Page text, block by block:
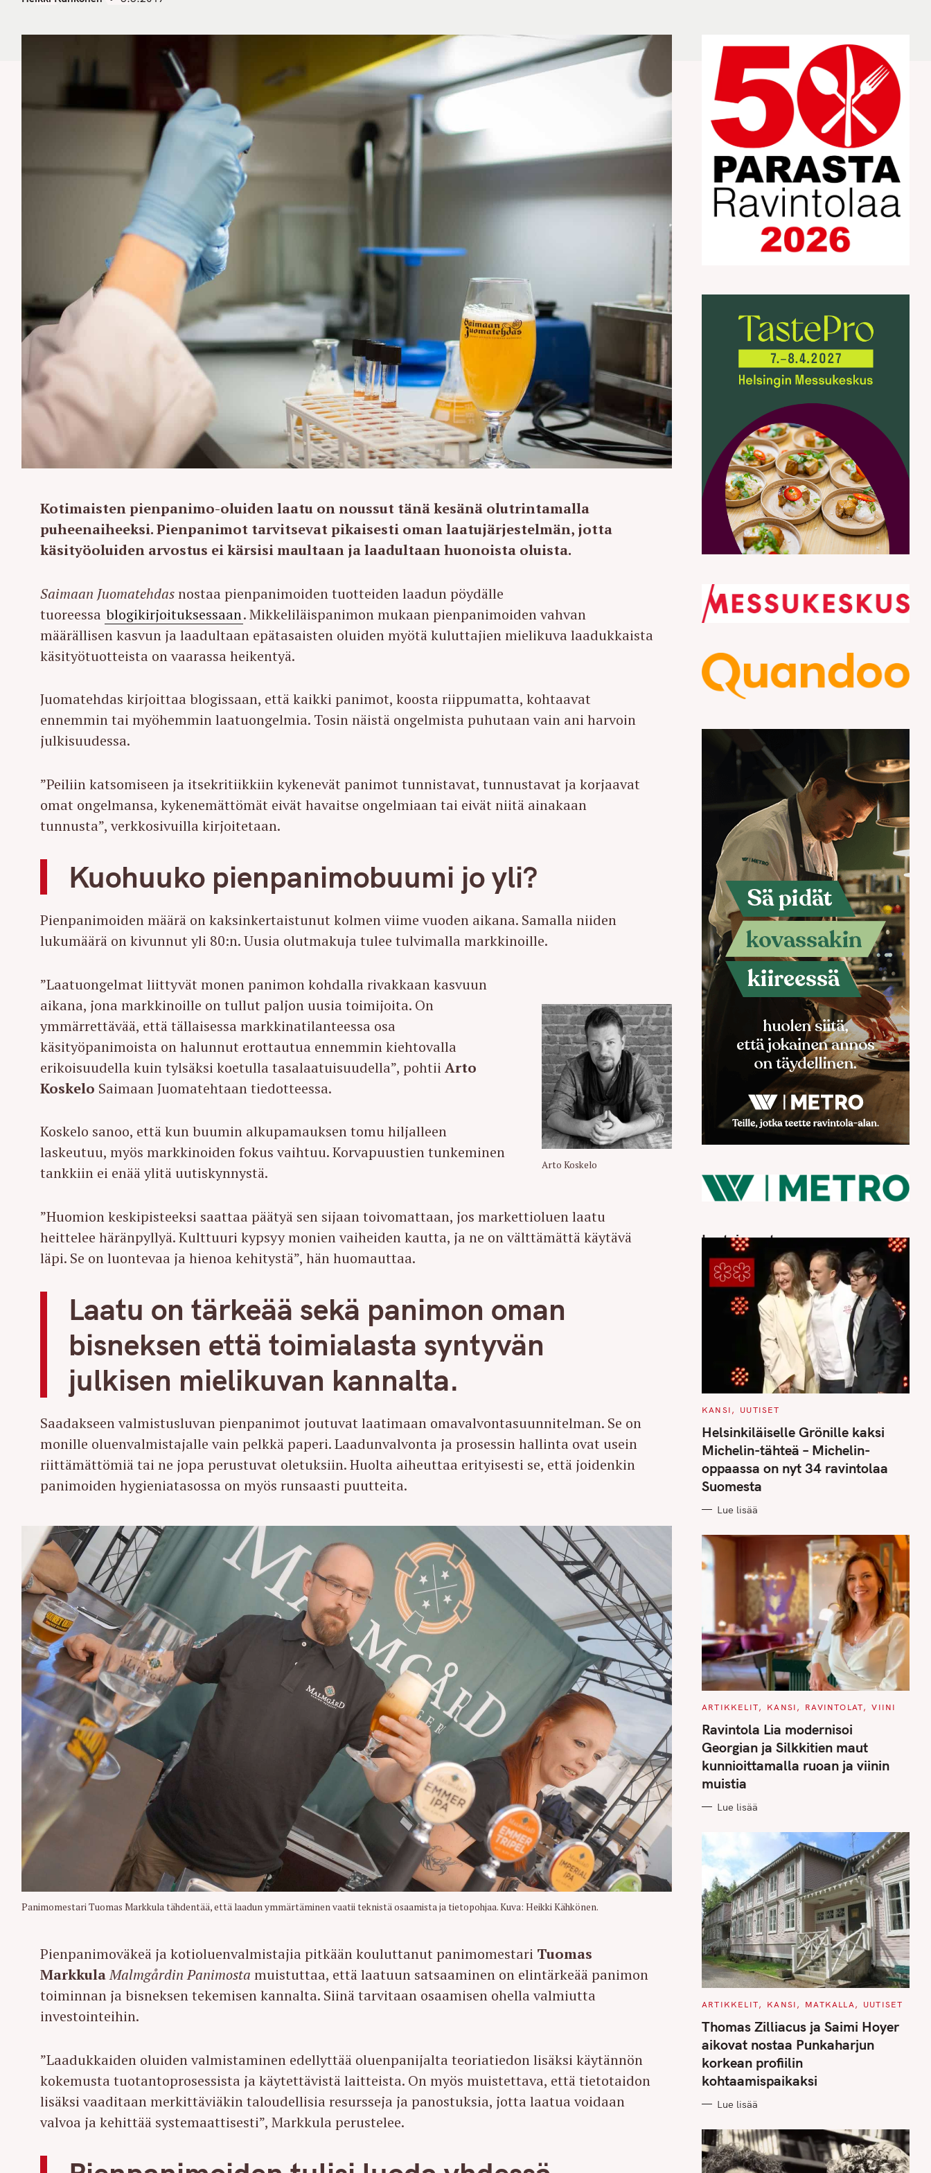
Kotimaisten pienpanimo-oluiden laatu on noussut tänä kesänä olutrintamalla
puheenaiheeksi. Pienpanimot tarvitsevat pikaisesti oman laatujärjestelmän, jotta
käsityöoluiden arvostus ei kärsisi maultaan ja laadultaan huonoista oluista.
Saimaan Juomatehdasnostaa pienpanimoiden tuotteiden laadun pöydälle
tuoreessa blogikirjoituksessaan. Mikkeliläispanimon mukaan pienpanimoiden vahvan
määrällisen kasvun ja laadultaan epätasaisten oluiden myötä kuluttajien mielikuva laadukkaista
käsityötuotteista on vaarassa heikentyä.
Juomatehdas kirjoittaa blogissaan, että kaikki panimot, koosta riippumatta, kohtaavat
ennemmin tai myöhemmin laatuongelmia. Tosin näistä ongelmista puhutaan vain ani harvoin
julkisuudessa.
”Peiliin katsomiseen ja itsekritiikkiin kykenevät panimot tunnistavat, tunnustavat ja korjaavat
omat ongelmansa, kykenemättömät eivät havaitse ongelmiaan tai eivät niitä ainakaan
tunnusta”, verkkosivuilla kirjoitetaan.
Kuohuuko pienpanimobuumi jo yli?
Pienpanimoiden määrä on kaksinkertaistunut kolmen viime vuoden aikana. Samalla niiden
lukumäärä on kivunnut yli 80:n. Uusia olutmakuja tulee tulvimalla markkinoille.
Arto Koskelo
”Laatuongelmat liittyvät monen panimon kohdalla rivakkaan kasvuun
aikana, jona markkinoille on tullut paljon uusia toimijoita. On
ymmärrettävää, että tällaisessa markkinatilanteessa osa
käsityöpanimoista on halunnut erottautua ennemmin kiehtovalla
erikoisuudella kuin tylsäksi koetulla tasalaatuisuudella”, pohtiiArto
Koskelo Saimaan Juomatehtaan tiedotteessa.
Koskelo sanoo, että kun buumin alkupamauksen tomu hiljalleen
laskeutuu, myös markkinoiden fokus vaihtuu. Korvapuustien tunkeminen
tankkiin ei enää ylitä uutiskynnystä.
”Huomion keskipisteeksi saattaa päätyä sen sijaan toivomattaan, jos markettioluen laatu
heittelee häränpyllyä. Kulttuuri kypsyy monien vaiheiden kautta, ja ne on välttämättä käytävä
läpi. Se on luontevaa ja hienoa kehitystä”, hän huomauttaa.
Laatu on tärkeää sekä panimon oman
bisneksen että toimialasta syntyvän
julkisen mielikuvan kannalta.
Saadakseen valmistusluvan pienpanimot joutuvat laatimaan omavalvontasuunnitelman. Se on
monille oluenvalmistajalle vain pelkkä paperi. Laadunvalvonta ja prosessin hallinta ovat usein
riittämättömiä tai ne jopa perustuvat oletuksiin. Huolta aiheuttaa erityisesti se, että joidenkin
panimoiden hygieniatasossa on myös runsaasti puutteita.
Panimomestari Tuomas Markkula tähdentää, että laadun ymmärtäminen vaatii teknistä osaamista ja tietopohjaa. Kuva: Heikki Kähkönen.
Pienpanimoväkeä ja kotioluenvalmistajia pitkään kouluttanut panimomestari Tuomas
MarkkulaMalmgårdin Panimosta muistuttaa, että laatuun satsaaminen on elintärkeää panimon
toiminnan ja bisneksen tekemisen kannalta. Siinä tarvitaan osaamisen ohella valmiutta
investointeihin.
”Laadukkaiden oluiden valmistaminen edellyttää oluenpanijalta teoriatiedon lisäksi käytännön
kokemusta tuotantoprosessista ja käytettävistä laitteista. On myös muistettava, että tietotaidon
lisäksi vaaditaan merkittäviäkin taloudellisia resursseja ja panostuksia, jotta laatua voidaan
valvoa ja kehittää systemaattisesti”, Markkula perustelee.
Luetuimmat
C
T
E
G
O
I
E
S
KANSI UUTISET
Helsinkiläiselle Grönille kaksi
Michelin-tähteä – Michelin-
oppaassa on nyt 34 ravintolaa
Suomesta
Lue lisää
C
T
E
G
O
R
I
S
ARTIKKELIT KANSI RAVINTOLAT VIINI
Ravintola Lia modernisoi
Georgian ja Silkkitien maut
kunnioittamalla ruoan ja viinin
muistia
Lue lisää
C
T
E
O
R
I
E
S
ARTIKKELIT KANSI MATKALLA UUTISET
Thomas Zilliacus ja Saimi Hoyer
aikovat nostaa Punkaharjun
korkean profiilin
kohtaamispaikaksi
Lue lisää
e
a
r
f
r